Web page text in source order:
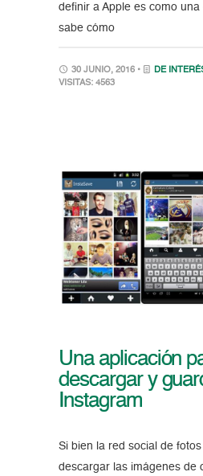
definir a Apple es como
sabe cómo
30 JUNIO, 2016 • DE
VISITAS: 4563
Una aplicación
descargar y
Instagram
Si bien la red social de
descargar las imágenes de